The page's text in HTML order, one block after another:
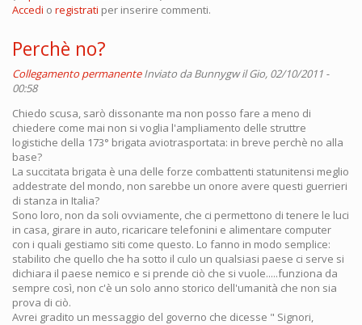
Accedi o registrati per inserire commenti.
Perchè no?
Collegamento permanente Inviato daBunnygwil Gio, 02/10/2011 -
00:58
Chiedo scusa, sarò dissonante ma non posso fare a meno di
chiedere come mai non si voglia l'ampliamento delle struttre
logistiche della 173° brigata aviotrasportata: in breve perchè no alla
base?
La succitata brigata è una delle forze combattenti statunitensi meglio
addestrate del mondo, non sarebbe un onore avere questi guerrieri
di stanza in Italia?
Sono loro, non da soli ovviamente, che ci permettono di tenere le luci
in casa, girare in auto, ricaricare telefonini e alimentare computer
con i quali gestiamo siti come questo. Lo fanno in modo semplice:
stabilito che quello che ha sotto il culo un qualsiasi paese ci serve si
dichiara il paese nemico e si prende ciò che si vuole.....funziona da
sempre così, non c'è un solo anno storico dell'umanità che non sia
prova di ciò.
Avrei gradito un messaggio del governo che dicesse " Signori,